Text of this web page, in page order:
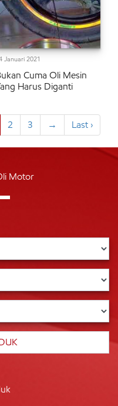
Januari 2021
Cuma Oli Mesin
Harus Diganti
2 3 → Last ›
Motor